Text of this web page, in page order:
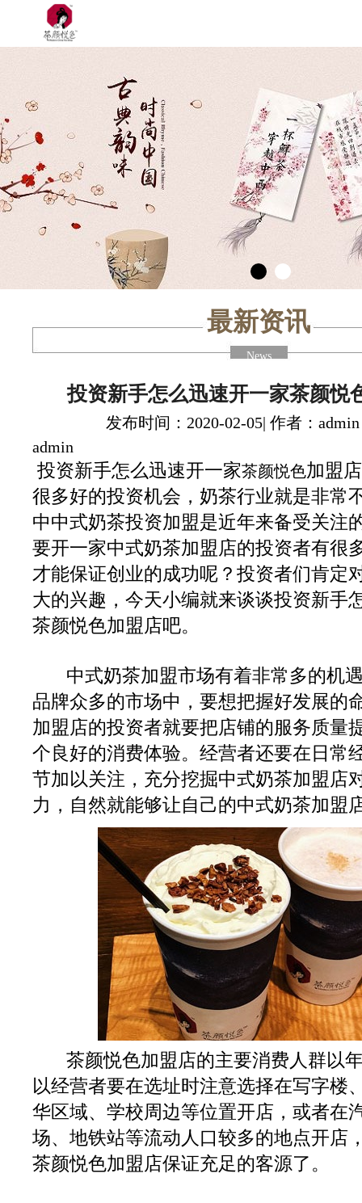
最新资讯
News
投资新手怎么迅速开一家茶颜悦
发布时间：2020-02-05| 作者：
admin
投资新手怎么迅速开一家茶颜悦色加盟
很多好的投资机会，奶茶行业就是非常
中中式奶茶投资加盟是近年来备受关注
要开一家中式奶茶加盟店的投资者有很
才能保证创业的成功呢？投资者们肯定
大的兴趣，今天小编就来谈谈投资新手
茶颜悦色加盟店吧。
中式奶茶加盟市场有着非常多的机
品牌众多的市场中，要想把握好发展的
加盟店的投资者就要把店铺的服务质量
个良好的消费体验。经营者还要在日常
节加以关注，充分挖掘中式奶茶加盟店
力，自然就能够让自己的中式奶茶加盟
茶颜悦色加盟店的主要消费人群以
以经营者要在选址时注意选择在写字楼
华区域、学校周边等位置开店，或者在
场、地铁站等流动人口较多的地点开店
茶颜悦色加盟店保证充足的客源了。